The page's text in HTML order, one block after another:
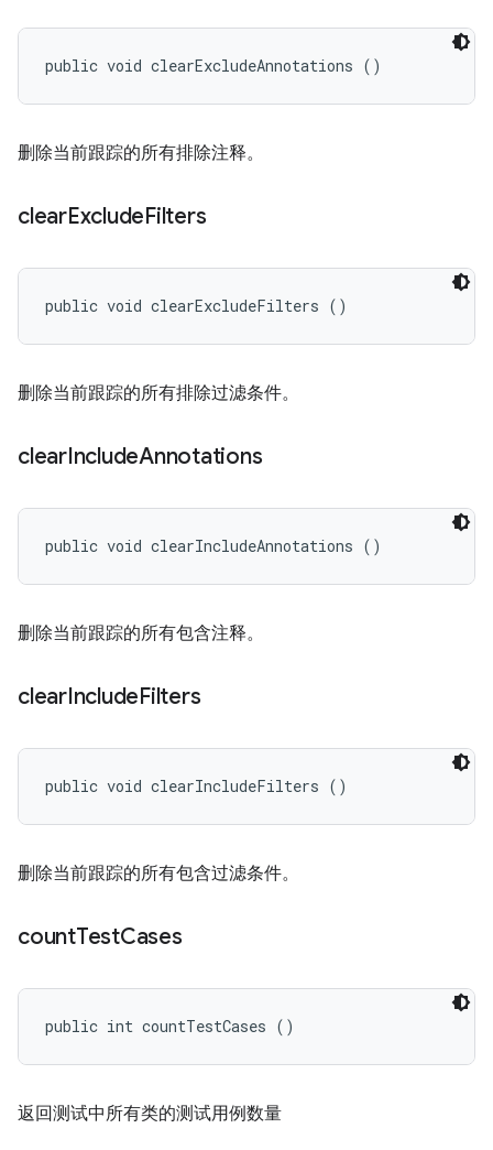
public void clearExcludeAnnotations ()
删除当前跟踪的所有排除注释。
clearExcludeFilters
public void clearExcludeFilters ()
删除当前跟踪的所有排除过滤条件。
clearIncludeAnnotations
public void clearIncludeAnnotations ()
删除当前跟踪的所有包含注释。
clearIncludeFilters
public void clearIncludeFilters ()
删除当前跟踪的所有包含过滤条件。
countTestCases
public int countTestCases ()
返回测试中所有类的测试用例数量